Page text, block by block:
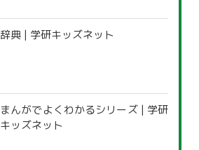
辞典 | 学研キッズネット
まんがでよくわかるシリーズ | 学研
キッズネット